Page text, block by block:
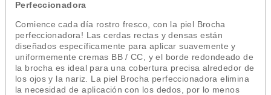
Perfeccionadora
Comience cada día rostro fresco, con la piel Brocha
perfeccionadora! Las cerdas rectas y densas están
diseñados específicamente para aplicar suavemente y
uniformemente cremas BB / CC, y el borde redondeado de
la brocha es ideal para una cobertura precisa alrededor de
los ojos y la nariz. La piel Brocha perfeccionadora elimina
la necesidad de aplicación con los dedos, por lo menos